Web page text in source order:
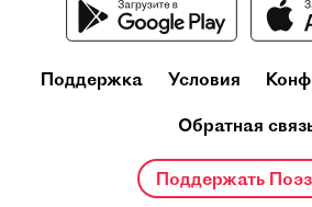
Поддержка Условия
Обратная
Поддержать